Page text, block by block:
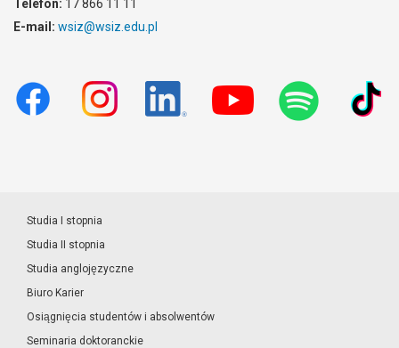
Telefon: 17 866 11 11
E-mail: wsiz@wsiz.edu.pl
Studia I stopnia
Studia II stopnia
Studia anglojęzyczne
Biuro Karier
Osiągnięcia studentów i absolwentów
Seminaria doktoranckie